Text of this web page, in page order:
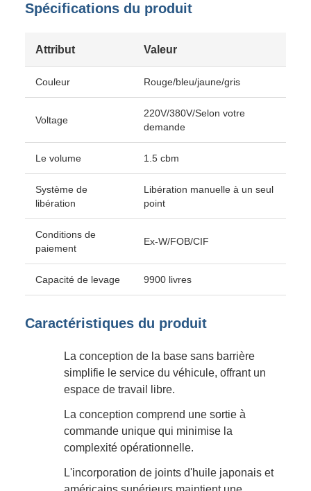
Spécifications du produit
Attribut Valeur
Couleur Rouge/bleu/jaune/gris
Voltage
220V/380V/Selon votre
demande
Le volume 1.5 cbm
Système de
libération
Libération manuelle à un seul
point
Conditions de
paiement
Ex-W/FOB/CIF
Capacité de levage 9900 livres
Caractéristiques du produit
La conception de la base sans barrière
simplifie le service du véhicule, offrant un
espace de travail libre.
La conception comprend une sortie à
commande unique qui minimise la
complexité opérationnelle.
L'incorporation de joints d'huile japonais et